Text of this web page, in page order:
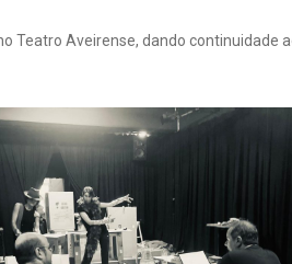
Teatro Aveirense, dando